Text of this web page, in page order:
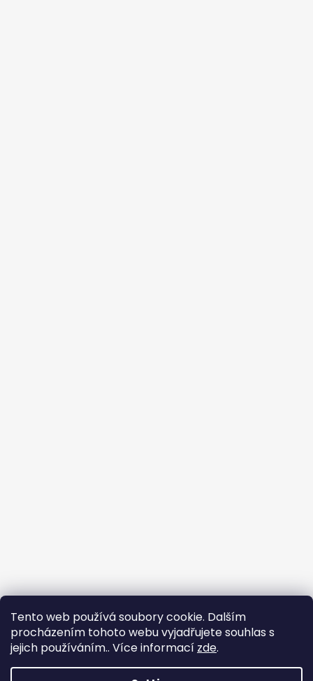
Tento web používá soubory cookie. Dalším
procházením tohoto webu vyjadřujete souhlas s
jejich používáním.. Více informací zde.
🐾